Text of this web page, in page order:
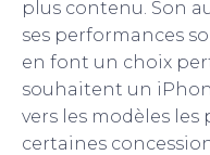
plus contenu. Son
ses performances
en font un choix
souhaitent un
vers les modèles les
certaines